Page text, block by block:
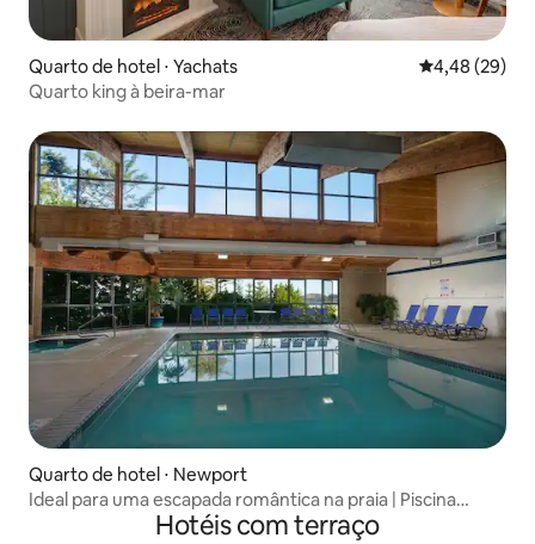
Quarto de hotel ⋅ Yachats 4,48 de uma
4,48 (29)
Quarto king à beira-mar
Quarto de hotel ⋅ Newport
Ideal para uma escapada romântica na praia | Piscina
Hotéis com terraço